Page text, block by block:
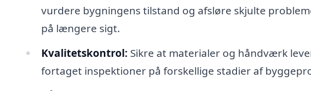
vurdere bygningens tilstand og afsløre skjulte
på længere sigt.
Kvalitetskontrol: Sikre at materialer og håndværk
fortaget inspektioner på forskellige stadier af